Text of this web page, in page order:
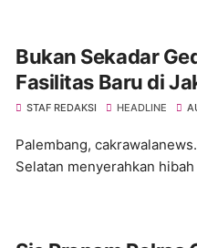
Bukan Sekadar
Fasilitas Baru di
Layanan
STAF REDAKSI HEADLINE
Palembang,
Selatan menyerahkan